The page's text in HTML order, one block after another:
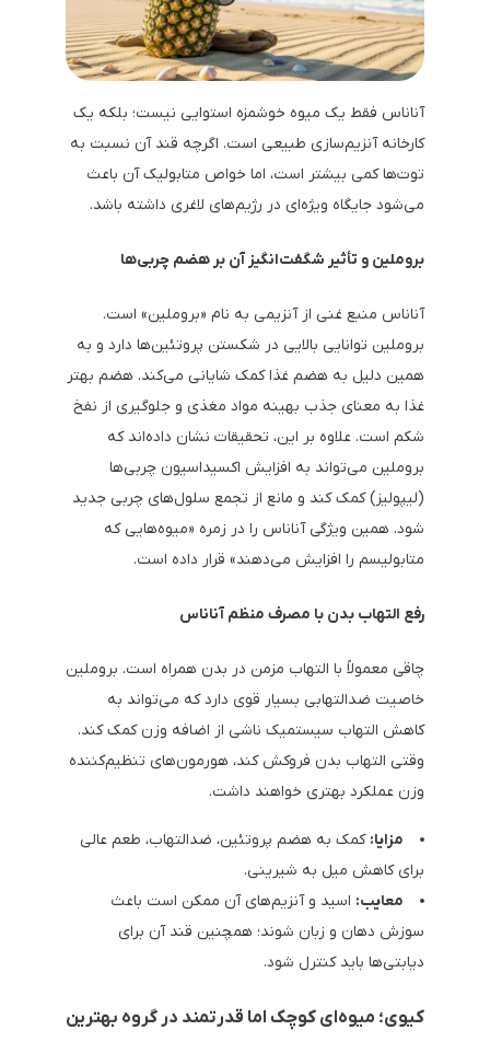
آناناس فقط یک میوه خوشمزه استوایی نیست؛ بلکه یک
کارخانه آنزیم‌سازی طبیعی است. اگرچه قند آن نسبت به
توت‌ها کمی بیشتر است، اما خواص متابولیک آن باعث
می‌شود جایگاه ویژه‌ای در رژیم‌های لاغری داشته باشد.
بروملین و تأثیر شگفت‌انگیز آن بر هضم چربی‌ها
آناناس منبع غنی از آنزیمی به نام «بروملین» است.
بروملین توانایی بالایی در شکستن پروتئین‌ها دارد و به
همین دلیل به هضم غذا کمک شایانی می‌کند. هضم بهتر
غذا به معنای جذب بهینه مواد مغذی و جلوگیری از نفخ
شکم است. علاوه بر این، تحقیقات نشان داده‌اند که
بروملین می‌تواند به افزایش اکسیداسیون چربی‌ها
(لیپولیز) کمک کند و مانع از تجمع سلول‌های چربی جدید
شود. همین ویژگی آناناس را در زمره «میوه‌هایی که
متابولیسم را افزایش می‌دهند» قرار داده است.
رفع التهاب بدن با مصرف منظم آناناس
چاقی معمولاً با التهاب مزمن در بدن همراه است. بروملین
خاصیت ضدالتهابی بسیار قوی دارد که می‌تواند به
کاهش التهاب سیستمیک ناشی از اضافه وزن کمک کند.
وقتی التهاب بدن فروکش کند، هورمون‌های تنظیم‌کننده
وزن عملکرد بهتری خواهند داشت.
مزایا: کمک به هضم پروتئین، ضدالتهاب، طعم عالی
برای کاهش میل به شیرینی.
معایب: اسید و آنزیم‌های آن ممکن است باعث
سوزش دهان و زبان شوند؛ همچنین قند آن برای
دیابتی‌ها باید کنترل شود.
کیوی؛ میوه‌ای کوچک اما قدرتمند در گروه بهترین